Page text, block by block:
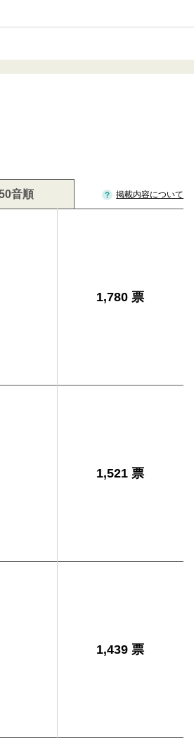
音順 掲載内容について
1,780 票
1,521 票
1,439 票